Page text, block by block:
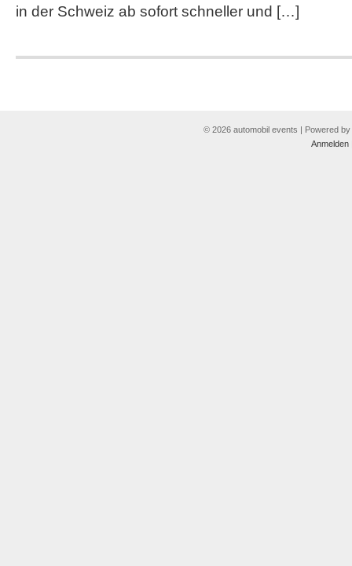
in der Schweiz ab sofort schneller und […]
© 2026 automobil events | Powered by
Anmelden|